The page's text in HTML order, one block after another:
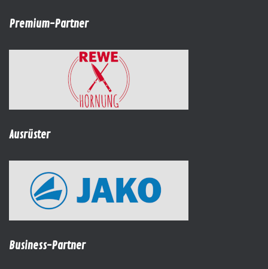
Premium-Partner
Ausrüster
Business-Partner